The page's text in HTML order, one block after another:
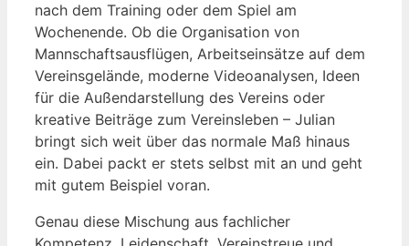
nach dem Training oder dem Spiel am
Wochenende. Ob die Organisation von
Mannschaftsausflügen, Arbeitseinsätze auf dem
Vereinsgelände, moderne Videoanalysen, Ideen
für die Außendarstellung des Vereins oder
kreative Beiträge zum Vereinsleben – Julian
bringt sich weit über das normale Maß hinaus
ein. Dabei packt er stets selbst mit an und geht
mit gutem Beispiel voran.
Genau diese Mischung aus fachlicher